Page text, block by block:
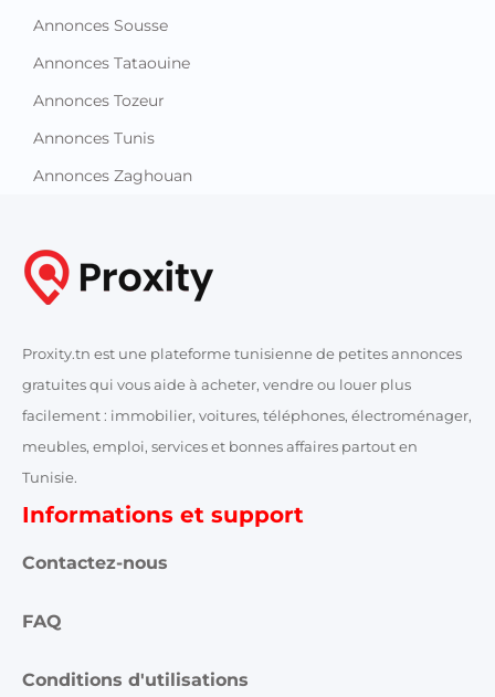
Annonces Sousse
Annonces Tataouine
Annonces Tozeur
Annonces Tunis
Annonces Zaghouan
Proxity.tn est une plateforme tunisienne de petites annonces
gratuites qui vous aide à acheter, vendre ou louer plus
facilement : immobilier, voitures, téléphones, électroménager,
meubles, emploi, services et bonnes affaires partout en
Tunisie.
Informations et support
Contactez-nous
FAQ
Conditions d'utilisations